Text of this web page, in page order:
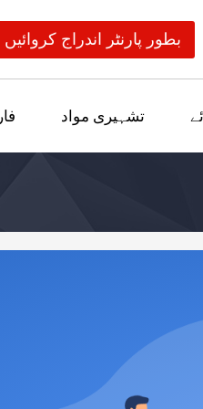
بطور پارنٹر اندراج کروائیں
تشہیری مواد